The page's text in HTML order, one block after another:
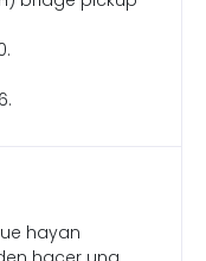
hayan